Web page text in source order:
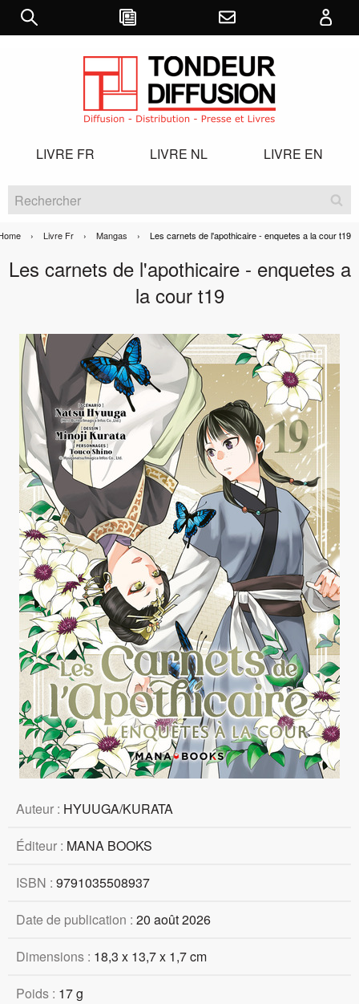
LIVRE FR LIVRE NL LIVRE EN
Livre Fr Mangas Current:
Les carnets de l'apothicaire - enquetes a la cour t19
Les carnets de l'apothicaire - enquetes a
la cour t19
Auteur : HYUUGA/KURATA
Éditeur : MANA BOOKS
ISBN : 9791035508937
Date de publication : 20 août 2026
Dimensions : 18,3 x 13,7 x 1,7 cm
Poids : 17 g